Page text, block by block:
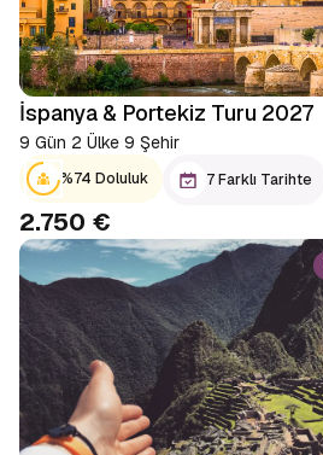
İspanya & Portekiz Turu 2027
9 Gün 2 Ülke 9 Şehir
%74 Doluluk 7 Farklı Tarihte
2.750 €